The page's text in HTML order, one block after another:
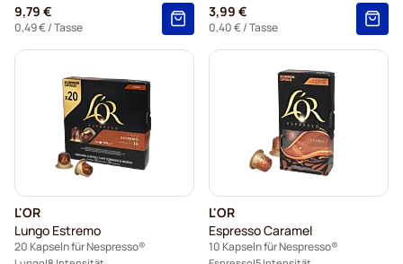
9,79 €
0,49 €/ Tasse
3,99 €
0,40 €/ Tasse
L'OR
Lungo Estremo
20 Kapseln für Nespresso®
L'OR
Espresso Caramel
10 Kapseln für Nespresso®